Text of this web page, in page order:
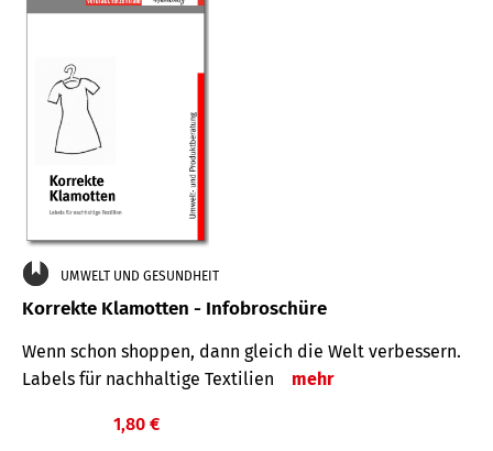
UMWELT UND GESUNDHEIT
Korrekte Klamotten - Infobroschüre
Wenn schon shoppen, dann gleich die Welt verbessern.
Labels für nachhaltige Textilien
mehr
1,80 €